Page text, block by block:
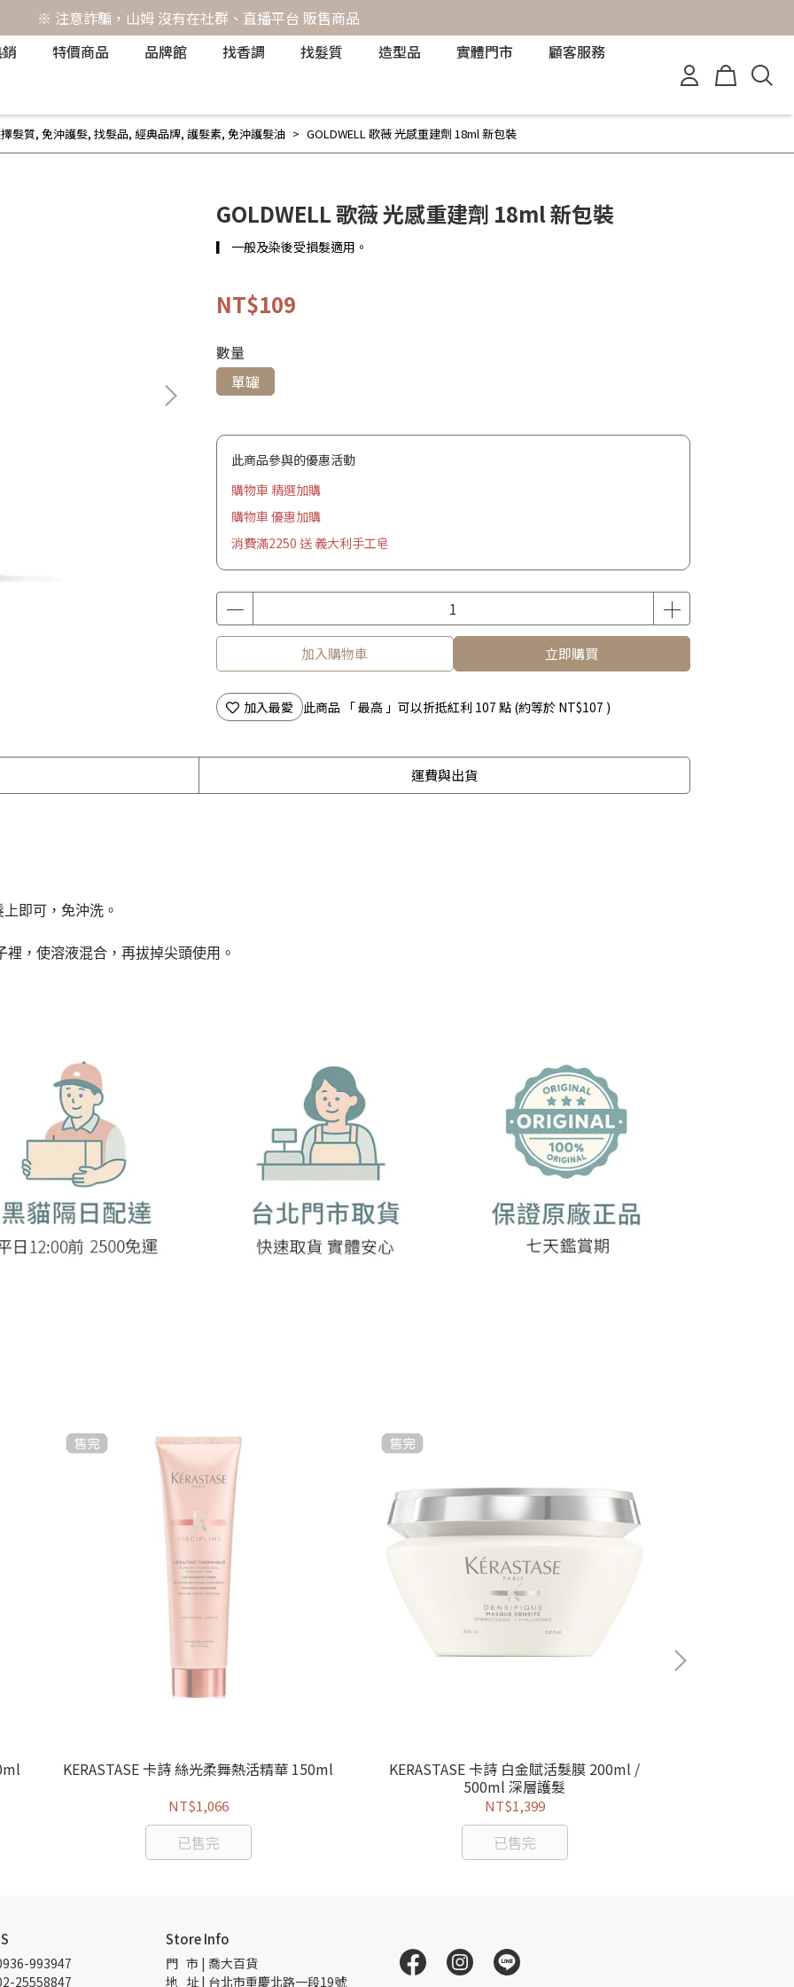
※ 注意詐騙，山姆 沒有在社群、直播平台 販售商品
特價商品 品牌館 找香調 找髮質 造型品 實體門市 顧客服務
髮質, 免沖護髮, 找髮品, 經典品牌, 護髮素, 免沖護髮油 GOLDWELL 歌薇 光感重建劑 18ml 新包裝
GOLDWELL 歌薇 光感重建劑 18ml 新包裝
▎ 一般及染後受損髮適用。
NT$109
數量
單罐
此商品參與的優惠活動
購物車 精選加購
購物車 優惠加購
消費滿2250 送 義大利手工皂
加入購物車 立即購買
加入最愛 此商品 「 最高 」可以折抵紅利 107 點 (約等於 NT$107 )
運費與出貨
即可，免沖洗。
，使溶液混合，再拔掉尖頭使用。
KERASTASE 卡詩 絲光柔舞熱活精華 150ml
NT$1,066
已售完
KERASTASE 卡詩 白金賦活髮膜 200ml /
500ml 深層護髮
NT$1,399
已售完
993947
25558847
Store Info
門   市 | 喬大百貨
地   址 | 台北市重慶北路一段19號